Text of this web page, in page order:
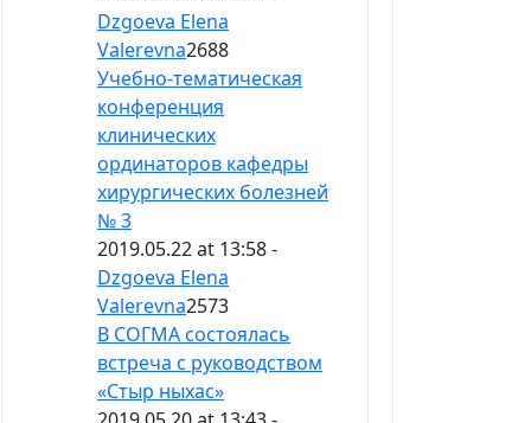
Dzgoeva Elena
Valerevna2688
Учебно-тематическая
конференция
клинических
ординаторов кафедры
хирургических болезней
№ 3
2019.05.22 at 13:58 -
Dzgoeva Elena
Valerevna2573
В СОГМА состоялась
встреча с руководством
«Стыр ныхас»